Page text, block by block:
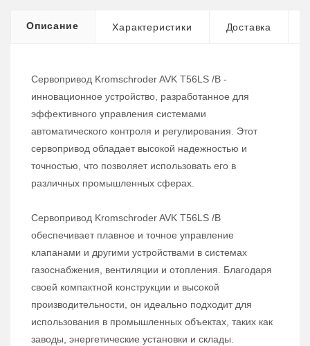
Описание Характеристики Доставка
Сервопривод Kromschroder AVK T56LS /B -
инновационное устройство, разработанное для
эффективного управления системами
автоматического контроля и регулирования. Этот
сервопривод обладает высокой надежностью и
точностью, что позволяет использовать его в
различных промышленных сферах.
Сервопривод Kromschroder AVK T56LS /B
обеспечивает плавное и точное управление
клапанами и другими устройствами в системах
газоснабжения, вентиляции и отопления. Благодаря
своей компактной конструкции и высокой
производительности, он идеально подходит для
использования в промышленных объектах, таких как
заводы, энергетические установки и склады.